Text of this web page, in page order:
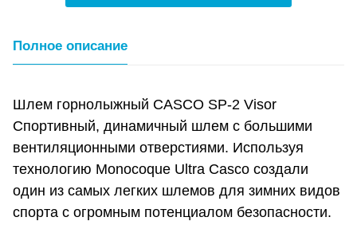
Полное описание
Шлем горнолыжный CASCO SP-2 Visor
Cпортивный, динамичный шлем с большими
вентиляционными отверстиями. Используя
технологию Monocoque Ultra Casco создали
один из самых легких шлемов для зимних видов
спорта с огромным потенциалом безопасности.